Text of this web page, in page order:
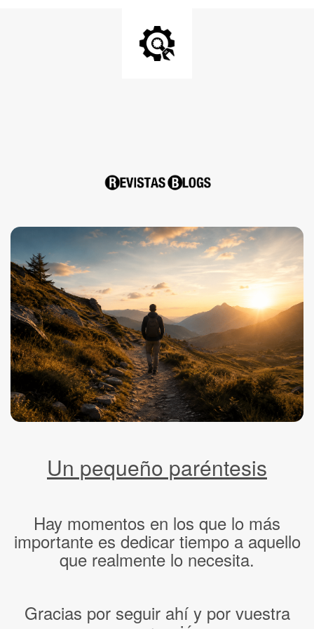
Un pequeño paréntesis
Hay momentos en los que lo más
importante es dedicar tiempo a aquello
que realmente lo necesita.
Gracias por seguir ahí y por vuestra